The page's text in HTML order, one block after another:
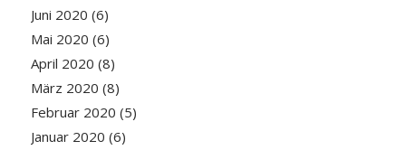
Juni 2020 (6)
Mai 2020 (6)
April 2020 (8)
März 2020 (8)
Februar 2020 (5)
Januar 2020 (6)